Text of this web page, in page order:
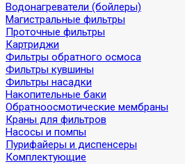
Водонагреватели (бойлеры)
Магистральные фильтры
Проточные фильтры
Картриджи
Фильтры обратного осмоса
Фильтры кувшины
Фильтры насадки
Накопительные баки
Обратноосмотические мембраны
Краны для фильтров
Насосы и помпы
Пурифайеры и диспенсеры
Комплектующие